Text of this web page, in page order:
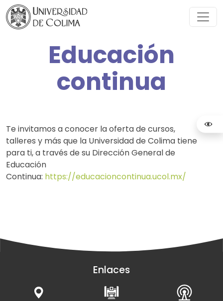
Educación
continua
Te invitamos a conocer la oferta de cursos,
talleres y más que la Universidad de Colima tiene
para ti, a través de su Dirección General de
Educación
Continua: https://educacioncontinua.ucol.mx/
Enlaces